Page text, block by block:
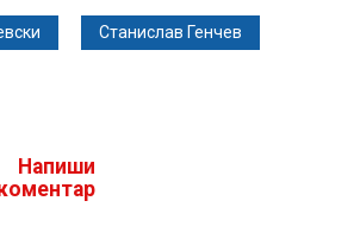
Станислав Генчев
Напиши